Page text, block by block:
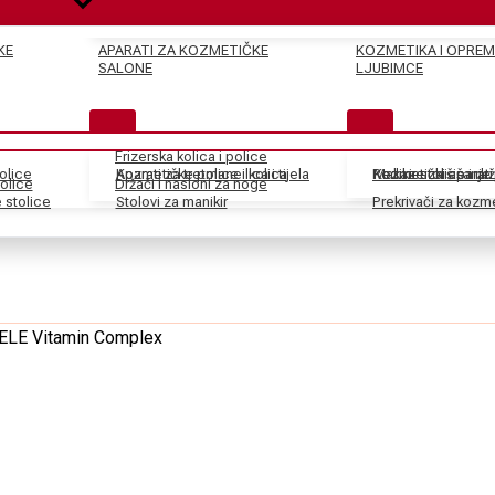
Frizerska kolica i police
Držači i nasloni za noge
stolice
Kozmetičke police i kolica
Stolovi za manikir
Pedikir stolice i
Prekrivači za
APARATI ZA KOZMETIČKE
SALONE
Aparati za tretmane lica i tijela Kozmetički
KOZMETIKA I
LJUBIMCE
Makaze za šišanje
Vitamin Complex